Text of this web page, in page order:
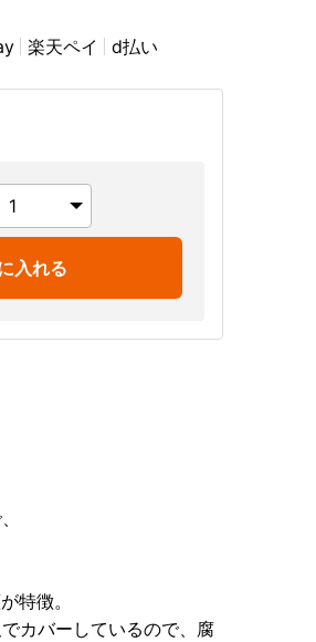
楽天ペイ d払い
入れる
特徴。
カバーしているので、腐